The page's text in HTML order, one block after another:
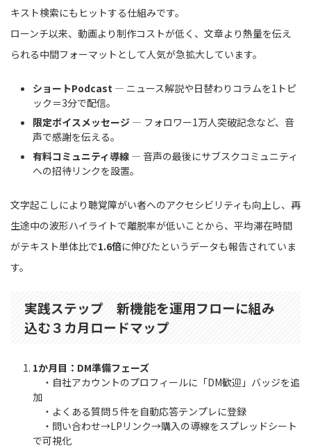
キスト検索にもヒットする仕組みです。
ローンチ以来、動画より制作コストが低く、文章より熱量を伝え
られる中間フォーマットとして人気が急拡大しています。
ショートPodcast ― ニュース解説や日替わりコラムを1トピ
ック＝3分で配信。
限定ボイスメッセージ ― フォロワー1万人突破記念など、音
声で感謝を伝える。
有料コミュニティ導線 ― 音声の最後にサブスクコミュニティ
への招待リンクを設置。
文字起こしにより聴覚障がい者へのアクセシビリティも向上し、再
生途中の波形ハイライトで離脱率が低いことから、平均滞在時間
がテキスト単体比で1.6倍に伸びたというデータも報告されていま
す。
実践ステップ 新機能を運用フローに組み
込む３カ月ロードマップ
1か月目：DM準備フェーズ
・自社アカウントのプロフィールに「DM歓迎」バッジを追
加
・よくある質問５件を自動応答テンプレに登録
・問い合わせ→LPリンク→購入の導線をスプレッドシート
で可視化